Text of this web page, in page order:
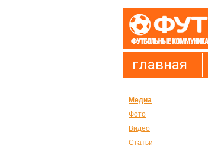
главная
Медиа
Фото
Видео
Статьи